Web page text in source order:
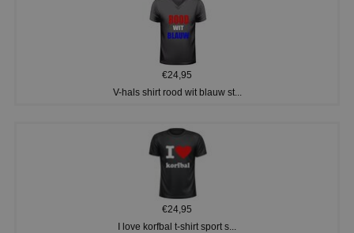
€24,95
V-hals shirt rood wit blauw st...
€24,95
I love korfbal t-shirt sport s...